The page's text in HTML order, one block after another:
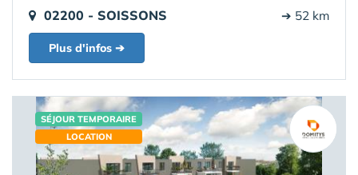
02200 - SOISSONS ➔ 52 km
Plus d'infos ➔
SÉJOUR TEMPORAIRE
LOCATION